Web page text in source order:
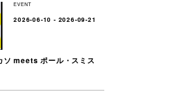
EVENT
2026-06-10 - 2026-09-21
ソ meets ポール・スミス